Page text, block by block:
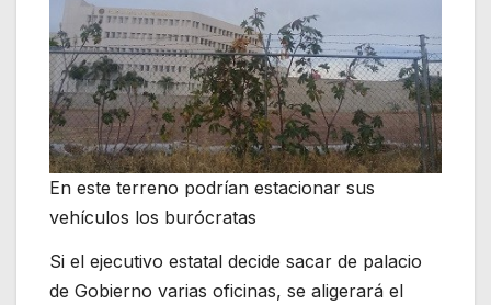
En este terreno podrían estacionar sus
vehículos los burócratas
Si el ejecutivo estatal decide sacar de palacio
de Gobierno varias oficinas, se aligerará el